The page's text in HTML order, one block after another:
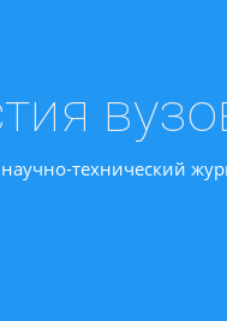
технический